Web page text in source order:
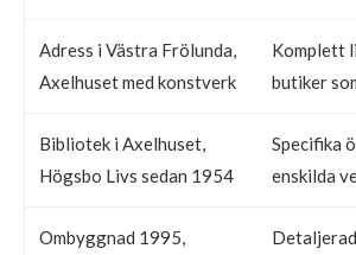
Adress i Västra Frölunda,
Axelhuset med konstverk
Komplett
butiker
Bibliotek i Axelhuset,
Högsbo Livs sedan 1954
Specifika
enskilda
Ombyggnad 1995,